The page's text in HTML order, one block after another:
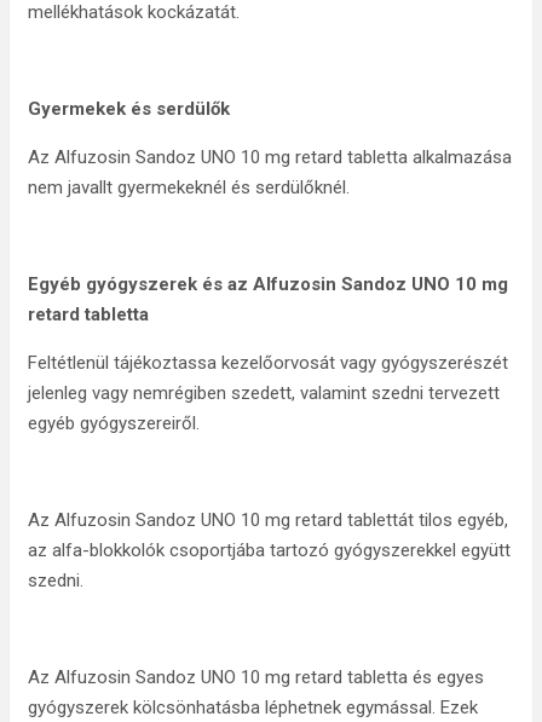
mellékhatások kockázatát.
Gyermekek és serdülők
Az Alfuzosin Sandoz UNO 10 mg retard tabletta alkalmazása
nem javallt gyermekeknél és serdülőknél.
Egyéb gyógyszerek és az Alfuzosin Sandoz UNO 10 mg
retard tabletta
Feltétlenül tájékoztassa kezelőorvosát vagy gyógyszerészét
jelenleg vagy nemrégiben szedett, valamint szedni tervezett
egyéb gyógyszereiről.
Az Alfuzosin Sandoz UNO 10 mg retard tablettát tilos egyéb,
az alfa-blokkolók csoportjába tartozó gyógyszerekkel együtt
szedni.
Az Alfuzosin Sandoz UNO 10 mg retard tabletta és egyes
gyógyszerek kölcsönhatásba léphetnek egymással. Ezek